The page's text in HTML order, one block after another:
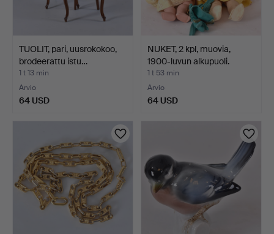
TUOLIT, pari, uusrokokoo,
brodeerattu istu…
1 t 13 min
Arvio
64 USD
NUKET, 2 kpl, muovia,
1900-luvun alkupuoli.
1 t 53 min
Arvio
64 USD